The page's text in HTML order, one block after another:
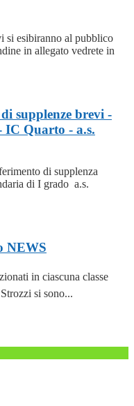
si esibiranno al pubblico
in allegato vedrete in
supplenze brevi -
IC Quarto - a.s.
di supplenza
di I grado a.s.
NEWS
in ciascuna classe
si sono...